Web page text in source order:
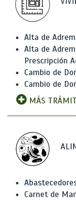
Alta de
Alta de
Prescripción
Cambio de
Cambio de
MÁS
Carnet de